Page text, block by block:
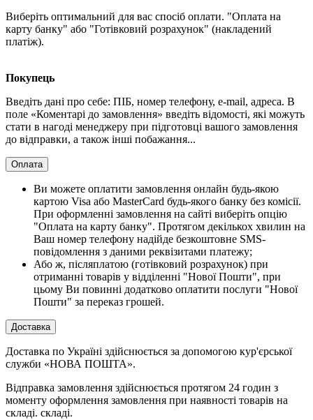
Виберіть оптимальний для вас спосіб оплати. "Оплата на
карту банку" або "Готівковий розрахунок" (накладений
платіж).
Покупець
Введіть дані про себе: ПІБ, номер телефону, e-mail, адреса. В
поле «Коментарі до замовлення» введіть відомості, які можуть
стати в нагоді менеджеру при підготовці вашого замовлення
до відправки, а також інші побажання...
Оплата
Ви можете оплатити замовлення онлайн будь-якою
картою Visa або MasterCard будь-якого банку без комісії.
При оформленні замовлення на сайті виберіть опцію
"Оплата на карту банку". Протягом декількох хвилин на
Ваш номер телефону надійде безкоштовне SMS-
повідомлення з даними реквізитами платежу;
Або ж, післяплатою (готівковий розрахунок) при
отриманні товарів у відділенні "Нової Пошти", при
цьому Ви повинні додатково оплатити послуги "Нової
Пошти" за переказ грошей.
Доставка
Доставка по Україні здійснюється за допомогою кур'єрської
служби «НОВА ПОШТА».
Відправка замовлення здійснюється протягом 24 годин з
моменту оформлення замовлення при наявності товарів на
складі. складі.